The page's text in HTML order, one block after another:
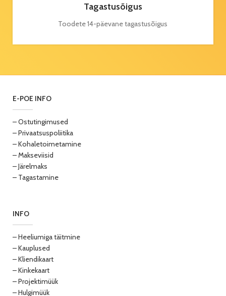
Tagastusõigus
Toodete 14-päevane tagastusõigus
E-POE INFO
– Ostutingimused
– Privaatsuspoliitika
– Kohaletoimetamine
– Makseviisid
– Järelmaks
– Tagastamine
INFO
– Heeliumiga täitmine
– Kauplused
– Kliendikaart
– Kinkekaart
– Projektimüük
– Hulgimüük